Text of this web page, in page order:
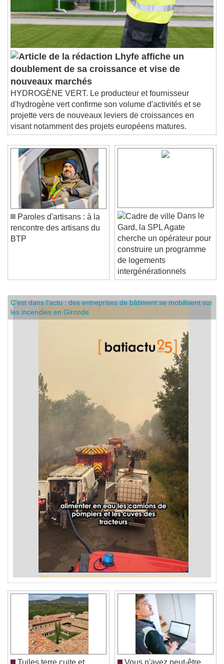
Lhyfe affiche un
doublement de sa croissance et vise de
nouveaux marchés
HYDROGÈNE VERT. Le producteur et fournisseur
d'hydrogène vert confirme son volume d'activités et se
projette vers de nouveaux leviers de croissances en
visant notamment des projets européens matures.
Paroles d'artisans : à la
rencontre des artisans du
Dans le
Gard, la SPL Agate
cherche un opérateur pour
construire un programme
de logements
intergénérationnels
C'est dans l'actu : des entreprises de bâtiment se mobilisent sur
les incendies en Gironde